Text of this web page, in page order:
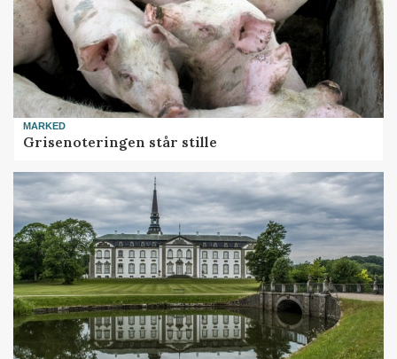
MARKED
Grisenoteringen står stille